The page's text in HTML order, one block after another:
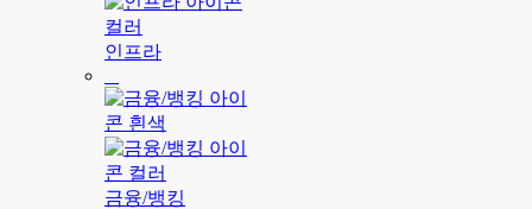
인프라
금융/뱅킹